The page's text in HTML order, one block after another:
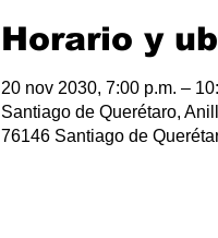
Horario y
20 nov 2030, 7:00 p.m. –
Santiago de Querétaro,
76146 Santiago de